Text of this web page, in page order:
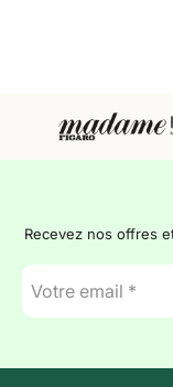
Recevez nos offres
E-
mail
*